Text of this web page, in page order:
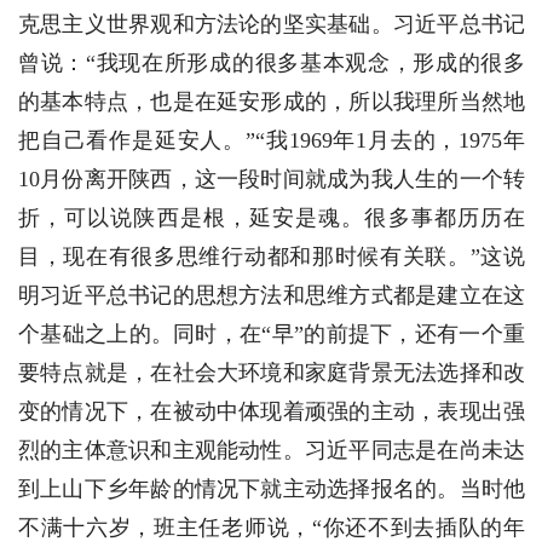
克思主义世界观和方法论的坚实基础。习近平总书记
曾说：“我现在所形成的很多基本观念，形成的很多
的基本特点，也是在延安形成的，所以我理所当然地
把自己看作是延安人。”“我1969年1月去的，1975年
10月份离开陕西，这一段时间就成为我人生的一个转
折，可以说陕西是根，延安是魂。很多事都历历在
目，现在有很多思维行动都和那时候有关联。”这说
明习近平总书记的思想方法和思维方式都是建立在这
个基础之上的。同时，在“早”的前提下，还有一个重
要特点就是，在社会大环境和家庭背景无法选择和改
变的情况下，在被动中体现着顽强的主动，表现出强
烈的主体意识和主观能动性。习近平同志是在尚未达
到上山下乡年龄的情况下就主动选择报名的。当时他
不满十六岁，班主任老师说，“你还不到去插队的年